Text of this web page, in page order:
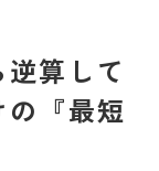
逆算して
『最短